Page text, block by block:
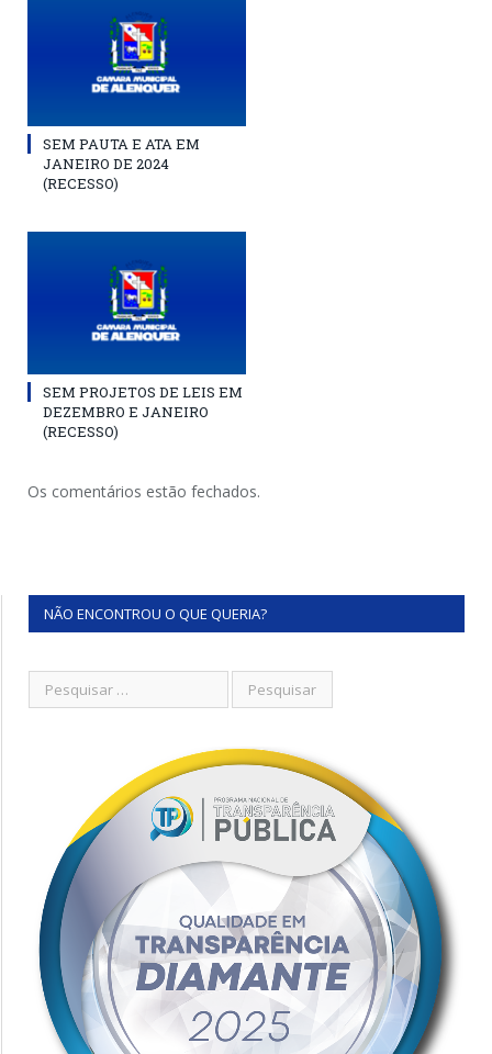
SEM PAUTA E ATA EM
JANEIRO DE 2024
(RECESSO)
SEM PROJETOS DE LEIS EM
DEZEMBRO E JANEIRO
(RECESSO)
Os comentários estão fechados.
NÃO ENCONTROU O QUE QUERIA?